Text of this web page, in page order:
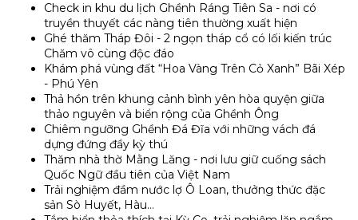
Check in khu du lịch Ghềnh Ráng Tiên Sa - nơi có
truyền thuyết các nàng tiên thường xuất hiện
Ghé thăm Tháp Đôi - 2 ngọn tháp cổ có lối kiến trúc
Chăm vô cùng độc đáo
Khám phá vùng đất “Hoa Vàng Trên Cỏ Xanh” Bãi Xép
- Phú Yên
Thả hồn trên khung cảnh bình yên hòa quyện giữa
thảo nguyên và biển rộng của Ghềnh Ông
Chiêm ngưỡng Ghềnh Đá Đĩa với những vách đá
dựng đứng đầy kỳ thú
Thăm nhà thờ Mằng Lăng - nơi lưu giữ cuống sách
Quốc Ngữ đầu tiên của Việt Nam
Trải nghiệm đầm nước lợ Ô Loan, thưởng thức đặc
sản Sò Huyết, Hàu…